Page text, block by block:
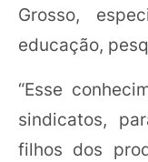
Grosso,
educação,
“Esse
sindicatos,
filhos dos